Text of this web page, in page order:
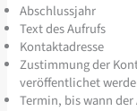
Abschlussjahr
Text des Aufrufs
Kontaktadresse
Zustimmung der
veröffentlichet
Termin, bis wann